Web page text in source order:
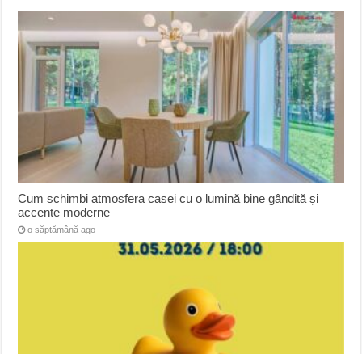
Cum schimbi atmosfera casei cu o lumină bine gândită și
accente moderne
o săptămână ago